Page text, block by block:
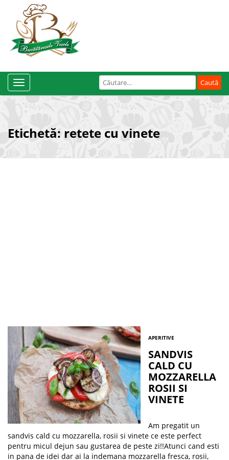
Caută
după:
Toggle
Navigation
Etichetă: retete cu vinete
APERITIVE
SANDVIS
CALD CU
MOZZARELLA
ROSII SI
VINETE
Am pregatit un
sandvis cald cu mozzarella, rosii si vinete ce este perfect
pentru micul dejun sau gustarea de peste zi!!Atunci cand esti
in pana de idei dar ai la indemana mozzarella fresca, rosii,